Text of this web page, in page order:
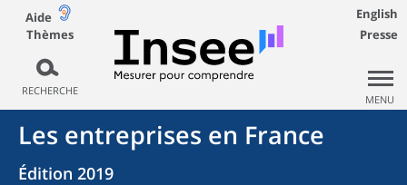
Aide
Thèmes
RECHERCHE
English
Presse
MENU
Les entreprises en France
Édition 2019